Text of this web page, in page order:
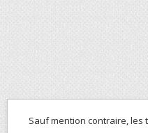
Sauf mention contraire, les